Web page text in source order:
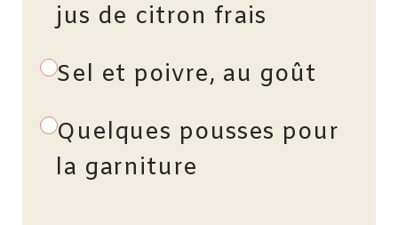
jus de citron frais
Sel et poivre, au goût
Quelques pousses pour
la garniture